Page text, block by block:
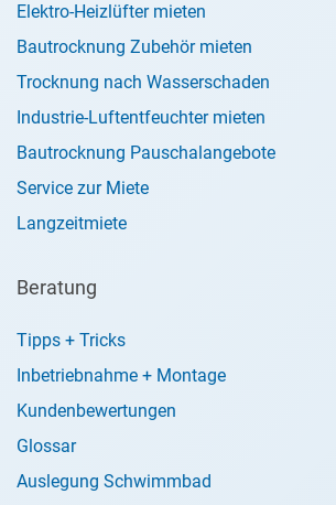
Elektro-Heizlüfter mieten
Bautrocknung Zubehör mieten
Trocknung nach Wasserschaden
Industrie-Luftentfeuchter mieten
Bautrocknung Pauschalangebote
Service zur Miete
Langzeitmiete
Beratung
Tipps + Tricks
Inbetriebnahme + Montage
Kundenbewertungen
Glossar
Auslegung Schwimmbad